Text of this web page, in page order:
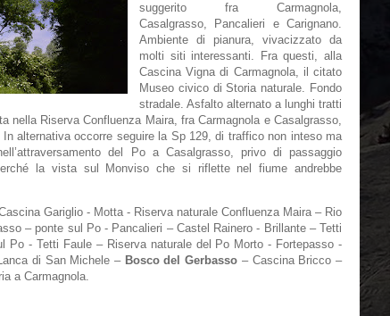
suggerito fra Carmagnola,
Casalgrasso, Pancalieri e Carignano.
Ambiente di pianura, vivacizzato da
molti siti interessanti. Fra questi, alla
Cascina Vigna di Carmagnola, il citato
Museo civico di Storia naturale. Fondo
stradale. Asfalto alternato a lunghi tratti
nella Riserva Confluenza Maira, fra Carmagnola e Casalgrasso,
alternativa occorre seguire la Sp 129, di traffico non inteso ma
del Po a Casalgrasso, privo di passaggio
la vista sul Monviso che si riflette nel fiume andrebbe
Gariglio - Motta - Riserva naturale Confluenza Maira – Rio
– ponte sul Po - Pancalieri – Castel Rainero - Brillante – Tetti
Po - Tetti Faule – Riserva naturale del Po Morto - Fortepasso -
di San Michele – Bosco del Gerbasso – Cascina Bricco –
a Carmagnola.